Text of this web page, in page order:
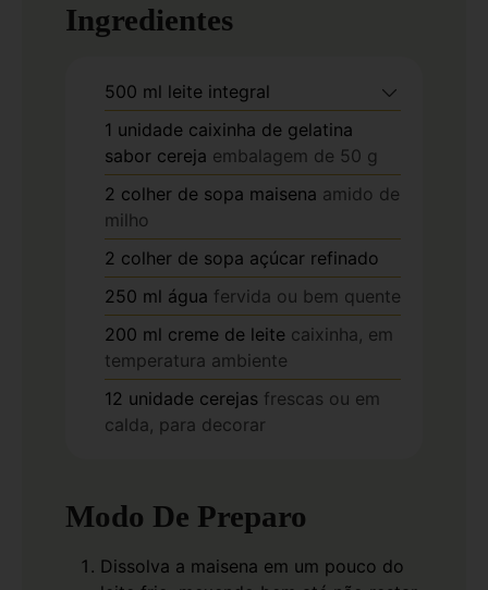
Ingredientes
500 ml leite integral
1 unidade caixinha de gelatina
sabor cereja embalagem de 50 g
2 colher de sopa maisena amido de
milho
2 colher de sopa açúcar refinado
250 ml água fervida ou bem quente
200 ml creme de leite caixinha, em
temperatura ambiente
12 unidade cerejas frescas ou em
calda, para decorar
Modo De Preparo
Dissolva a maisena em um pouco do